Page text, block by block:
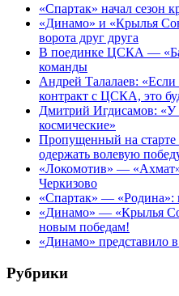
«Спартак» начал сезон
«Динамо» и «Крылья
ворота друг друга
В поединке ЦСКА —
команды
Андрей Талалаев:
контракт с ЦСКА, это
Дмитрий Игдисамов: «У
космические»
Пропущенный на
одержать волевую
«Локомотив» —
Черкизово
«Спартак» — «Родина»:
«Динамо» — «Крылья
новым победам!
«Динамо» представило
Рубрики